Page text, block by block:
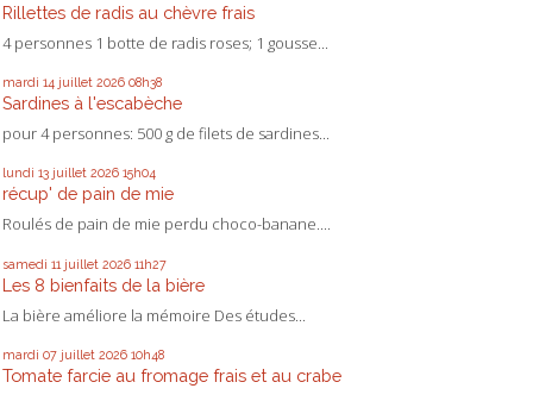
Rillettes de radis au chèvre frais
4 personnes 1 botte de radis roses; 1 gousse...
mardi 14 juillet 2026 08h38
Sardines à l'escabèche
pour 4 personnes: 500 g de filets de sardines...
lundi 13 juillet 2026 15h04
récup' de pain de mie
Roulés de pain de mie perdu choco-banane....
samedi 11 juillet 2026 11h27
Les 8 bienfaits de la bière
La bière améliore la mémoire Des études...
mardi 07 juillet 2026 10h48
Tomate farcie au fromage frais et au crabe